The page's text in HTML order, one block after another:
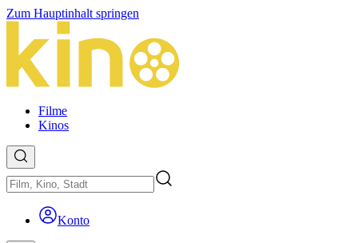
Zum Hauptinhalt springen
Filme
Kinos
Konto